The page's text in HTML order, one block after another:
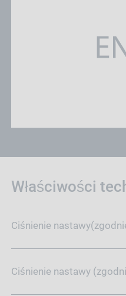
Właściwości
Ciśnienie
Ciśnienie nastawy